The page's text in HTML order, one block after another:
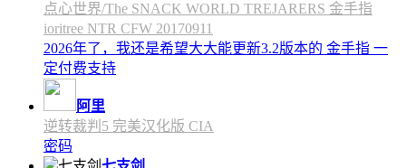
点心世界/The SNACK WORLD TREJARERS 金手指
ioritree NTR CFW 20170911
2026年了，我还是希望大大能更新3.2版本的 金手指 一
定付费支持
阿里
逆转裁判5 完美汉化版 CIA
密码